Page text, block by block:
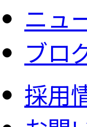
ニュ
ブロ
採用